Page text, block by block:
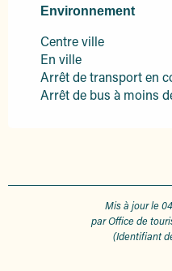
Environnement
Environnement
Centre ville
En ville
Arrêt de transport en
Arrêt de bus à moins
Mis à jour le
par Office de
(Identifiant